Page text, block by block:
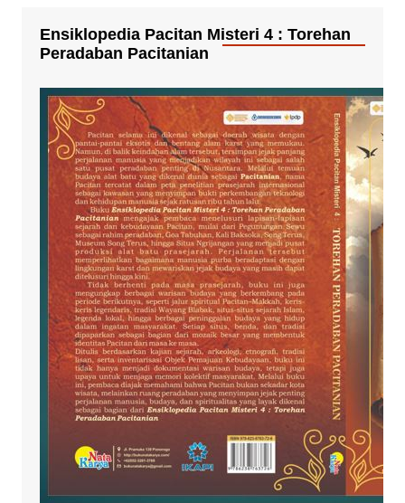
Ensiklopedia Pacitan Misteri 4 : Torehan
Peradaban Pacitanian